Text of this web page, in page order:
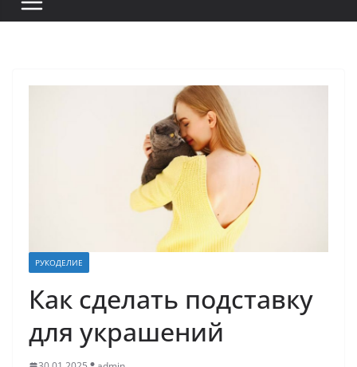
РУКОДЕЛИЕ
Как сделать подставку
для украшений